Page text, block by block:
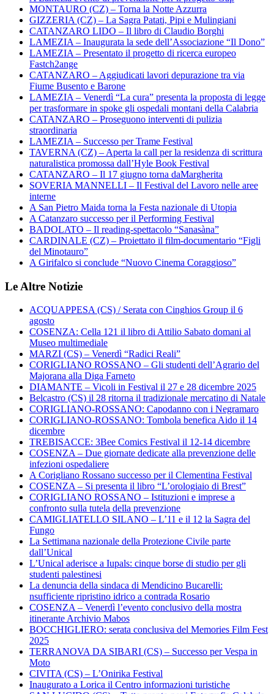
MONTAURO (CZ) – Torna la Notte Azzurra
GIZZERIA (CZ) – La Sagra Patati, Pipi e Mulingiani
CATANZARO LIDO – Il libro di Claudio Borghi
LAMEZIA – Inaugurata la sede dell’Associazione “Il Dono”
LAMEZIA – Presentato il progetto di ricerca europeo
Fastch2ange
CATANZARO – Aggiudicati lavori depurazione tra via
Fiume Busento e Barone
LAMEZIA – Venerdì “La cura” presenta la proposta di legge
per trasformare in spoke gli ospedali montani della Calabria
CATANZARO – Proseguono interventi di pulizia
straordinaria
LAMEZIA – Successo per Trame Festival
TAVERNA (CZ) – Aperta la call per la residenza di scrittura
naturalistica promossa dall’Hyle Book Festival
CATANZARO – Il 17 giugno torna daMargherita
SOVERIA MANNELLI – Il Festival del Lavoro nelle aree
interne
A San Pietro Maida torna la Festa nazionale di Utopia
A Catanzaro successo per il Performing Festival
BADOLATO – Il reading-spettacolo “Sanasàna”
CARDINALE (CZ) – Proiettato il film-documentario “Figli
del Minotauro”
A Girifalco si conclude “Nuovo Cinema Coraggioso”
Le Altre Notizie
ACQUAPPESA (CS) / Serata con Cinghios Group il 6
agosto
COSENZA: Cella 121 il libro di Attilio Sabato domani al
Museo multimediale
MARZI (CS) – Venerdì “Radici Reali”
CORIGLIANO ROSSANO – Gli studenti dell’Agrario del
Majorana alla Diga Farneto
DIAMANTE – Vicoli in Festival il 27 e 28 dicembre 2025
Belcastro (CS) il 28 ritorna il tradizionale mercatino di Natale
CORIGLIANO-ROSSANO: Capodanno con i Negramaro
CORIGLIANO-ROSSANO: Tombola benefica Aido il 14
dicembre
TREBISACCE: 3Bee Comics Festival il 12-14 dicembre
COSENZA – Due giornate dedicate alla prevenzione delle
infezioni ospedaliere
A Corigliano Rossano successo per il Clementina Festival
COSENZA – Si presenta il libro “L’orologiaio di Brest”
CORIGLIANO ROSSANO – Istituzioni e imprese a
confronto sulla tutela della prevenzione
CAMIGLIATELLO SILANO – L’11 e il 12 la Sagra del
Fungo
La Settimana nazionale della Protezione Civile parte
dall’Unical
L’Unical aderisce a Iupals: cinque borse di studio per gli
studenti palestinesi
La denuncia della sindaca di Mendicino Bucarelli:
nsufficiente ripristino idrico a contrada Rosario
COSENZA – Venerdì l’evento conclusivo della mostra
itinerante Archivio Mabos
BOCCHIGLIERO: serata conclusiva del Memories Film Fest
2025
TERRANOVA DA SIBARI (CS) – Successo per Vespa in
Moto
CIVITA (CS) – L’Onirika Festival
Inaugurato a Lorica il Centro informazioni turistiche